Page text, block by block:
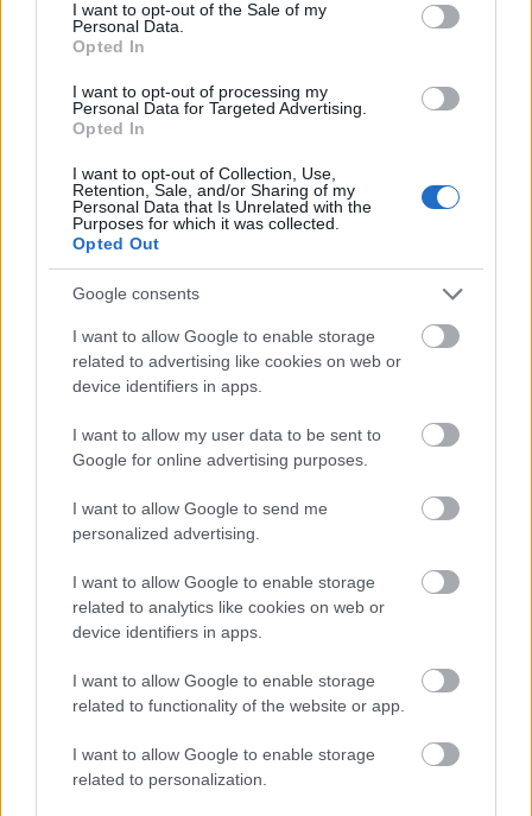
I want to opt-out of the Sale of my
Personal Data.
Opted In
I want to opt-out of processing my
Personal Data for Targeted Advertising.
Opted In
I want to opt-out of Collection, Use,
Retention, Sale, and/or Sharing of my
Personal Data that Is Unrelated with the
Purposes for which it was collected.
Opted Out
Google consents
I want to allow Google to enable storage
related to advertising like cookies on web or
device identifiers in apps.
I want to allow my user data to be sent to
Google for online advertising purposes.
I want to allow Google to send me
personalized advertising.
I want to allow Google to enable storage
related to analytics like cookies on web or
device identifiers in apps.
I want to allow Google to enable storage
related to functionality of the website or app.
I want to allow Google to enable storage
related to personalization.
Szinte teljes hosszában megújítják a Lakatos úti
lakótelep legfontosabb utcáját
Pestszentlőrinc egyik első lakótelepén kanyarog a Dolgozó utca,
amelynek komplex burkolatmegújításáért felel a Profunda Bau.
csapadékvizet
Nem az üres, hanem az okosan működő
Újragondolják Lipótváros rejtett, zöld
parkját
mesél – megújul a tatai Angolkert